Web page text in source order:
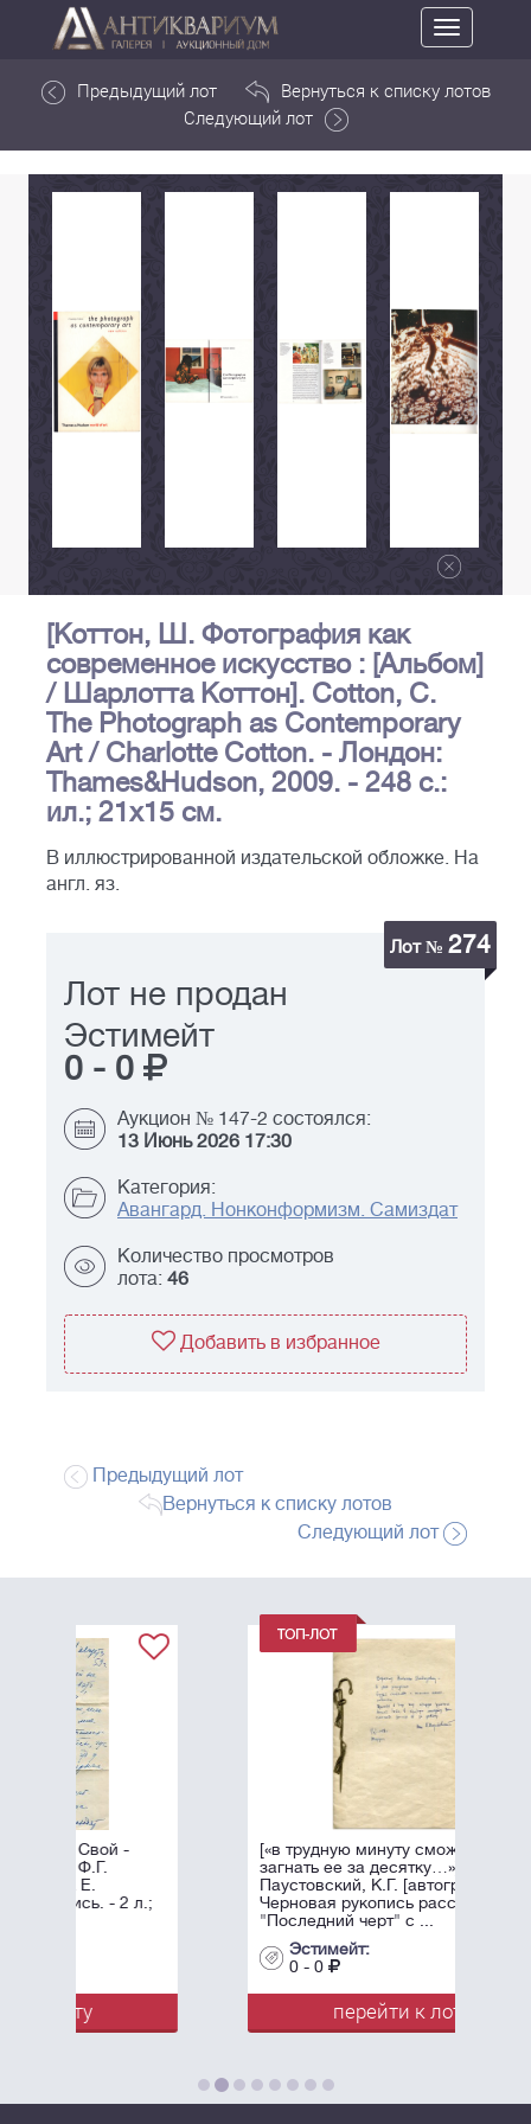
Toggle
navigation
Предыдущий лот
Вернуться к списку лотов
Следующий лот
[Коттон, Ш. Фотография как
современное искусство : [Альбом]
/ Шарлотта Коттон]. Cotton, C.
The Photograph as Contemporary
Art / Charlotte Cotton. - Лондон:
Thames&Hudson, 2009. - 248 с.:
ил.; 21х15 см.
В иллюстрированной издательской обложке. На
англ. яз.
Лот № 274
Лот не продан
Эстимейт
0 - 0
Аукцион № 147-2 состоялся:
13 Июнь 2026 17:30
Категория:
Авангард. Нонконформизм. Самиздат
Количество просмотров
лота: 46
Добавить в избранное
Предыдущий лот
Вернуться к списку лотов
Следующий лот
[«в трудную минуту сможете
загнать ее за десятку…»]
Паустовский, К.Г. [автограф].
Черновая рукопись рассказа
"Последний черт" с ...
перейти к лоту